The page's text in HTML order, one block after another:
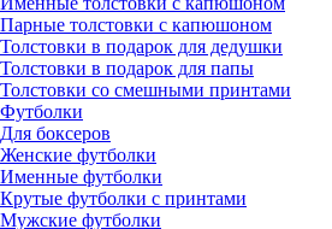
Парные толстовки с капюшоном
Толстовки в подарок для дедушки
Толстовки в подарок для папы
Толстовки со смешными принтами
Футболки
Для боксеров
Женские футболки
Именные футболки
Крутые футболки с принтами
Мужские футболки